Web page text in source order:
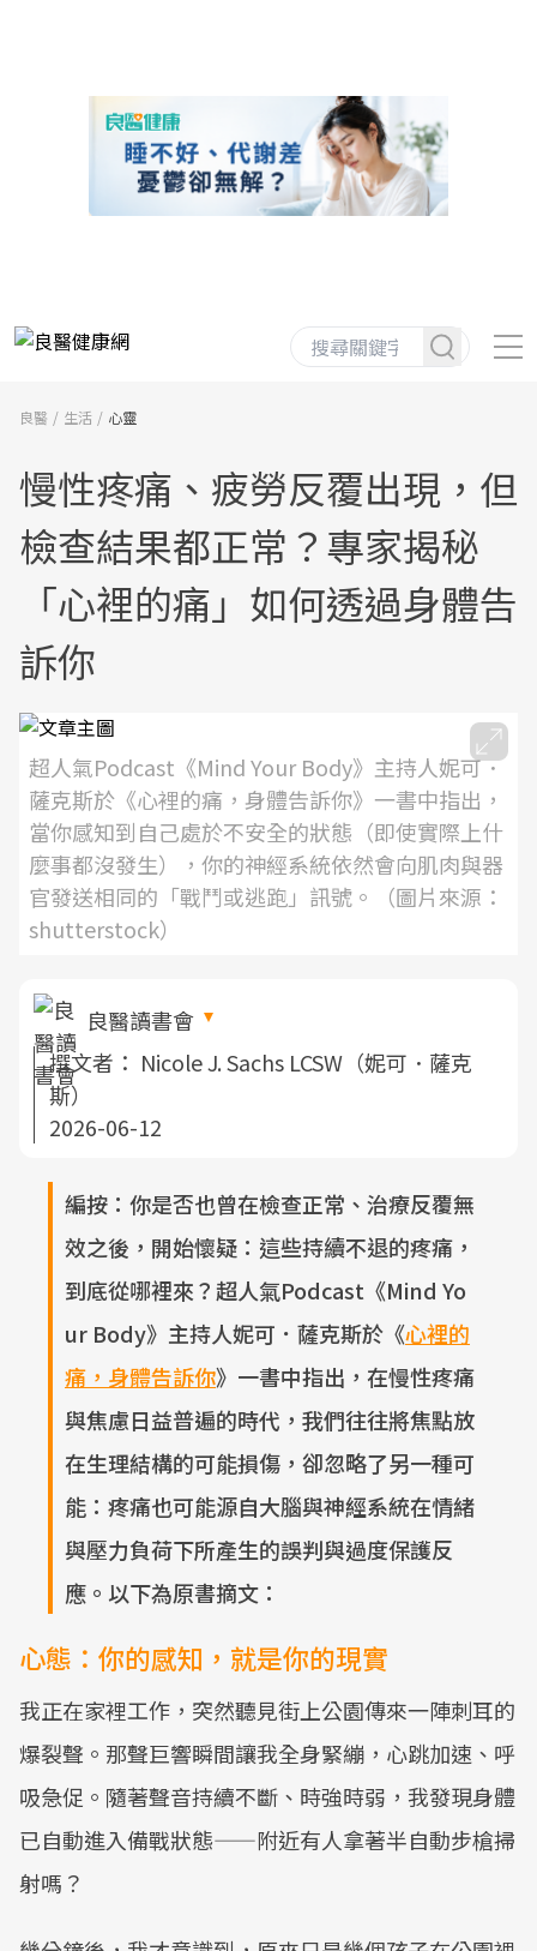
良醫 生活 心靈
慢性疼痛、疲勞反覆出現，但
檢查結果都正常？專家揭秘
「心裡的痛」如何透過身體告
訴你
超人氣Podcast《Mind Your Body》主持人妮可．
薩克斯於《心裡的痛，身體告訴你》一書中指出，
當你感知到自己處於不安全的狀態（即使實際上什
麼事都沒發生），你的神經系統依然會向肌肉與器
官發送相同的「戰鬥或逃跑」訊號。（圖片來源：
shutterstock）
良醫讀書會
撰文者： Nicole J. Sachs LCSW（妮可．薩克
斯）
2026-06-12
編按：你是否也曾在檢查正常、治療反覆無
效之後，開始懷疑：這些持續不退的疼痛，
到底從哪裡來？超人氣Podcast《Mind Yo
ur Body》主持人妮可．薩克斯於《心裡的
痛，身體告訴你》一書中指出，在慢性疼痛
與焦慮日益普遍的時代，我們往往將焦點放
在生理結構的可能損傷，卻忽略了另一種可
能：疼痛也可能源自大腦與神經系統在情緒
與壓力負荷下所產生的誤判與過度保護反
應。以下為原書摘文：
心態：你的感知，就是你的現實
我正在家裡工作，突然聽見街上公園傳來一陣刺耳的
爆裂聲。那聲巨響瞬間讓我全身緊繃，心跳加速、呼
吸急促。隨著聲音持續不斷、時強時弱，我發現身體
已自動進入備戰狀態——附近有人拿著半自動步槍掃
射嗎？